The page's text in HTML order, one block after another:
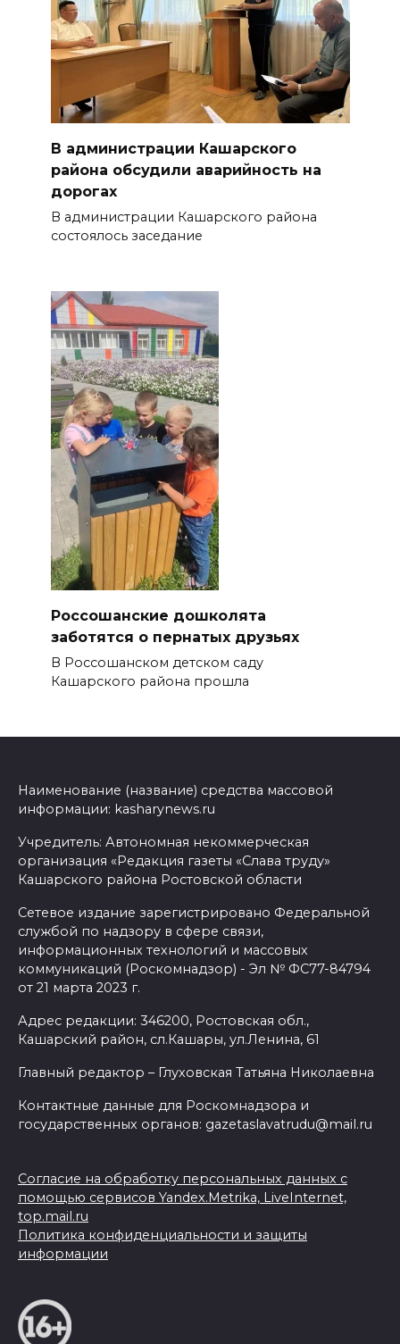
В администрации Кашарского
района обсудили аварийность на
дорогах
В администрации Кашарского района
состоялось заседание
Россошанские дошколята
заботятся о пернатых друзьях
В Россошанском детском саду
Кашарского района прошла
Наименование (название) средства массовой
информации: kasharynews.ru
Учредитель: Автономная некоммерческая
организация «Редакция газеты «Слава труду»
Кашарского района Ростовской области
Сетевое издание зарегистрировано Федеральной
службой по надзору в сфере связи,
информационных технологий и массовых
коммуникаций (Роскомнадзор) - Эл № ФС77-84794
от 21 марта 2023 г.
Адрес редакции: 346200, Ростовская обл.,
Кашарский район, сл.Кашары, ул.Ленина, 61
Главный редактор – Глуховская Татьяна Николаевна
Контактные данные для Роскомнадзора и
государственных органов: gazetaslavatrudu@mail.ru
Согласие на обработку персональных данных с
помощью сервисов Yandex.Metrika, LiveInternet,
top.mail.ru
Политика конфиденциальности и защиты
информации